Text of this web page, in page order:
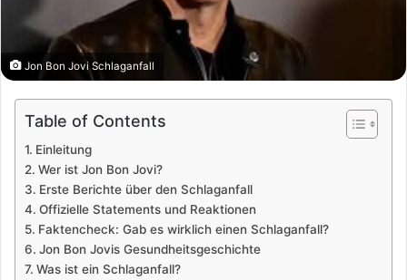
Jon Bon Jovi Schlaganfall
Table of Contents
Einleitung
Wer ist Jon Bon Jovi?
Erste Berichte über den Schlaganfall
Offizielle Statements und Reaktionen
Faktencheck: Gab es wirklich einen Schlaganfall?
Jon Bon Jovis Gesundheitsgeschichte
Was ist ein Schlaganfall?